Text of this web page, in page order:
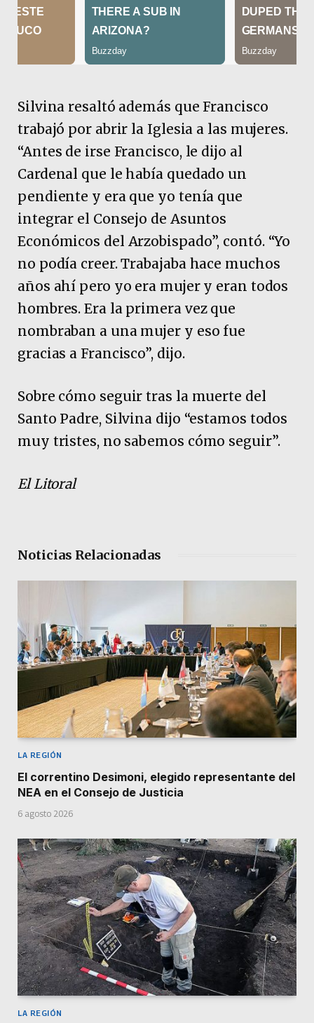
Silvina resaltó además que Francisco
trabajó por abrir la Iglesia a las mujeres.
“Antes de irse Francisco, le dijo al
Cardenal que le había quedado un
pendiente y era que yo tenía que
integrar el Consejo de Asuntos
Económicos del Arzobispado”, contó. “Yo
no podía creer. Trabajaba hace muchos
años ahí pero yo era mujer y eran todos
hombres. Era la primera vez que
nombraban a una mujer y eso fue
gracias a Francisco”, dijo.
Sobre cómo seguir tras la muerte del
Santo Padre, Silvina dijo “estamos todos
muy tristes, no sabemos cómo seguir”.
El Litoral
Noticias Relacionadas
LA REGIÓN
El correntino Desimoni, elegido representante del
NEA en el Consejo de Justicia
6 agosto 2026
LA REGIÓN